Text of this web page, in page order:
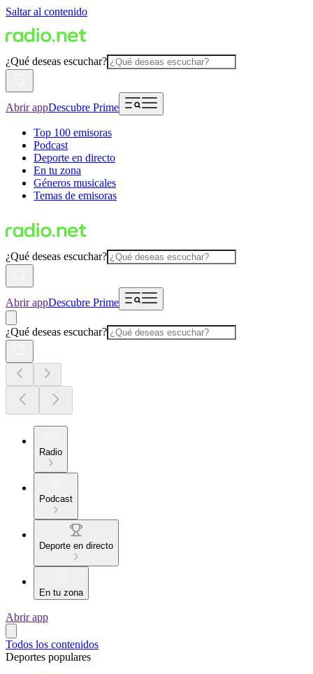
Saltar al contenido
¿Qué deseas escuchar?
Abrir appDescubre Prime
Top 100 emisoras
Podcast
Deporte en directo
En tu zona
Géneros musicales
Temas de emisoras
¿Qué deseas escuchar?
Abrir appDescubre Prime
¿Qué deseas escuchar?
Radio
Podcast
Deporte en directo
En tu zona
Abrir app
Todos los contenidos
Deportes populares